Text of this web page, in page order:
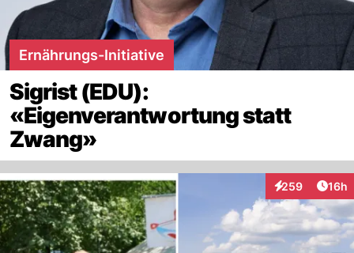
Ernährungs-Initiative
Sigrist (EDU):
«Eigenverantwortung statt
Zwang»
259
Interaktionen
16h